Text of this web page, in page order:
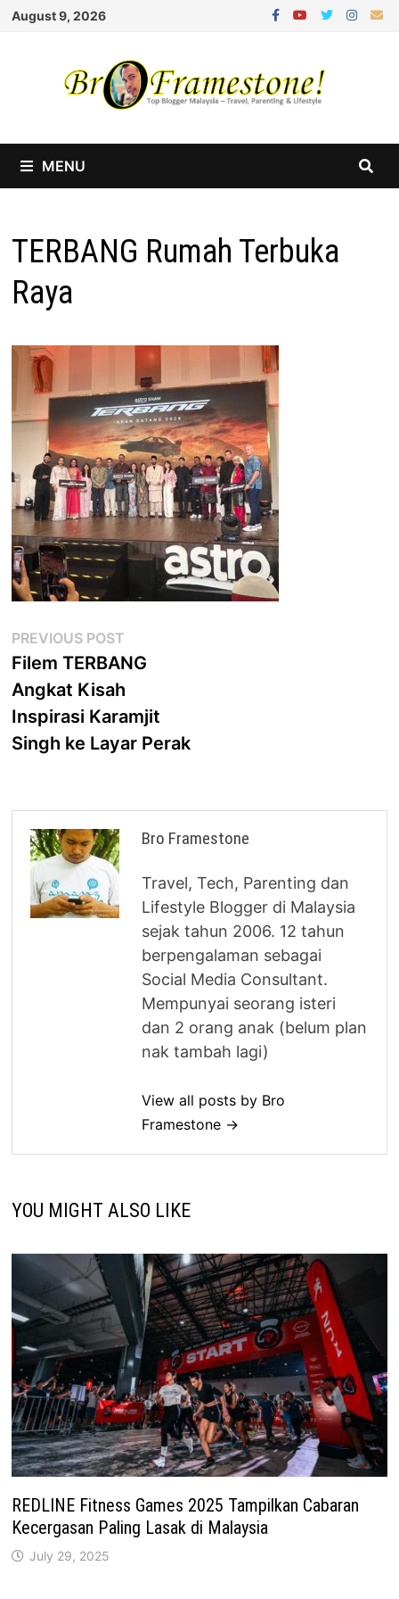
Skip
August 9, 2026
MENU
TERBANG Rumah Terbuka
Raya
Post
navigation
PREVIOUS POST
post:
Filem TERBANG
Angkat Kisah
Inspirasi Karamjit
Singh ke Layar Perak
Bro Framestone
Travel, Tech, Parenting dan
Lifestyle Blogger di Malaysia
sejak tahun 2006. 12 tahun
berpengalaman sebagai
Social Media Consultant.
Mempunyai seorang isteri
dan 2 orang anak (belum plan
nak tambah lagi)
View all posts by Bro
Framestone →
YOU MIGHT ALSO LIKE
REDLINE Fitness Games 2025 Tampilkan Cabaran
Kecergasan Paling Lasak di Malaysia
July 29, 2025